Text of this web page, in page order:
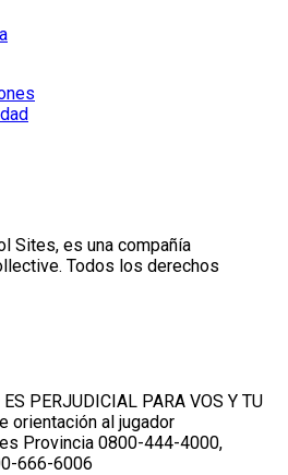
Sites, es una compañía
Todos los derechos
PERJUDICIAL PARA VOS Y TU
orientación al jugador
Provincia 0800-444-4000,
666-6006